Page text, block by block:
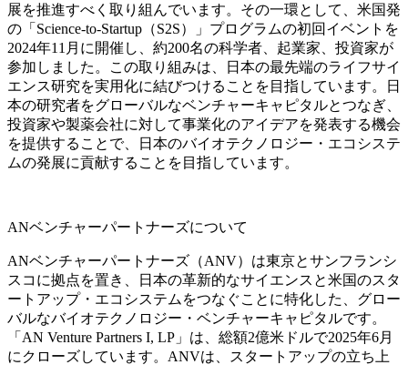
展を推進すべく取り組んでいます。その一環として、米国発
の「Science-to-Startup（S2S）」プログラムの初回イベントを
2024年11月に開催し、約200名の科学者、起業家、投資家が
参加しました。この取り組みは、日本の最先端のライフサイ
エンス研究を実用化に結びつけることを目指しています。日
本の研究者をグローバルなベンチャーキャピタルとつなぎ、
投資家や製薬会社に対して事業化のアイデアを発表する機会
を提供することで、日本のバイオテクノロジー・エコシステ
ムの発展に貢献することを目指しています。
ANベンチャーパートナーズについて
ANベンチャーパートナーズ（ANV）は東京とサンフランシ
スコに拠点を置き、日本の革新的なサイエンスと米国のスタ
ートアップ・エコシステムをつなぐことに特化した、グロー
バルなバイオテクノロジー・ベンチャーキャピタルです。
「AN Venture Partners I, LP」は、総額2億米ドルで2025年6月
にクローズしています。ANVは、スタートアップの立ち上